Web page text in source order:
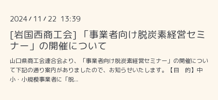
2024/ 11 / 22 13:39
[岩国西商工会] 「事業者向け脱炭素経営セミ
ナー」の開催について
山口県商工会連合会より、「事業者向け脱炭素経営セミナー」の開催につい
て下記の通り案内がありましたので、お知らせいたします。【目 的】中
小・小規模事業者に「脱...